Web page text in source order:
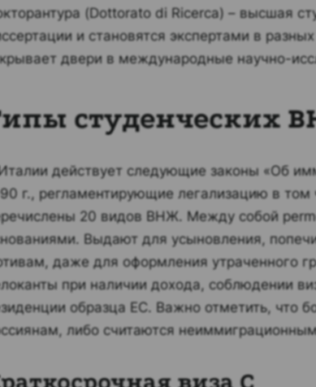
(Dottorato di Ricerca) – высшая
и становятся экспертами в
двери в международные научно-
студенческих
действует следующие законы «Об
г., регламентирующие легализацию в том
20 видов ВНЖ. Между собой
Выдают для усыновления,
даже для оформления утраченного
при наличии дохода, соблюдении
образца ЕС. Важно отметить, что
либо считаются
виза C